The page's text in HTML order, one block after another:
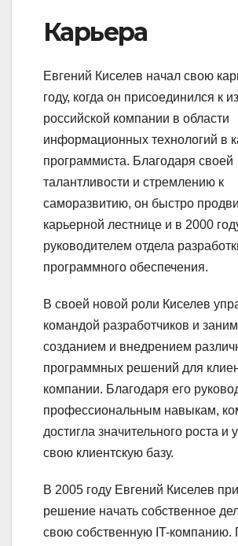
Карьера
Евгений Киселев начал свою
году, когда он присоединился к
российской компании в области
информационных технологий в
программиста. Благодаря своей
талантливости и стремлению к
саморазвитию, он быстро
карьерной лестнице и в 2000
руководителем отдела
программного обеспечения.
В своей новой роли Киселев
командой разработчиков и
созданием и внедрением
программных решений для
компании. Благодаря его
профессиональным навыкам,
достигла значительного роста и
свою клиентскую базу.
В 2005 году Евгений Киселев
решение начать собственное
свою собственную IT-компанию.